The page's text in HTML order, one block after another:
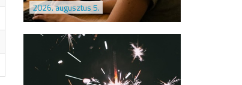
2026. augusztus 5.